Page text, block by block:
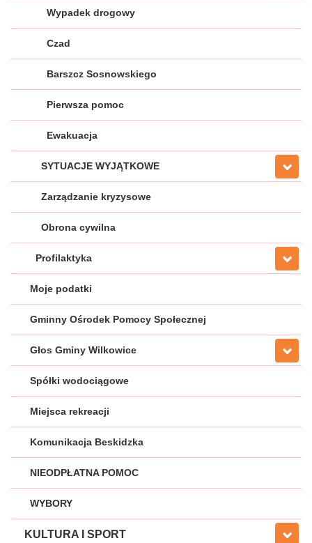
Wypadek drogowy
Czad
Barszcz Sosnowskiego
Pierwsza pomoc
Ewakuacja
SYTUACJE WYJĄTKOWE
Zarządzanie kryzysowe
Obrona cywilna
Profilaktyka
Moje podatki
Gminny Ośrodek Pomocy Społecznej
Głos Gminy Wilkowice
Spółki wodociągowe
Miejsca rekreacji
Komunikacja Beskidzka
NIEODPŁATNA POMOC
WYBORY
KULTURA I SPORT